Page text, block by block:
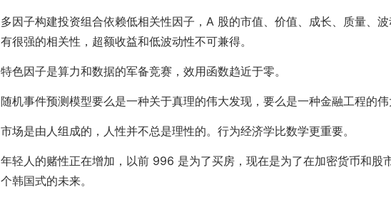
多因子构建投资组合依赖低相关性因子，A 股的市值、价值、成长、质量、
有很强的相关性，超额收益和低波动性不可兼得。
特色因子是算力和数据的军备竞赛，效用函数趋近于零。
随机事件预测模型要么是一种关于真理的伟大发现，要么是一种金融工程的伟
市场是由人组成的，人性并不总是理性的。行为经济学比数学更重要。
年轻人的赌性正在增加，以前 996 是为了买房，现在是为了在加密货币和股
个韩国式的未来。